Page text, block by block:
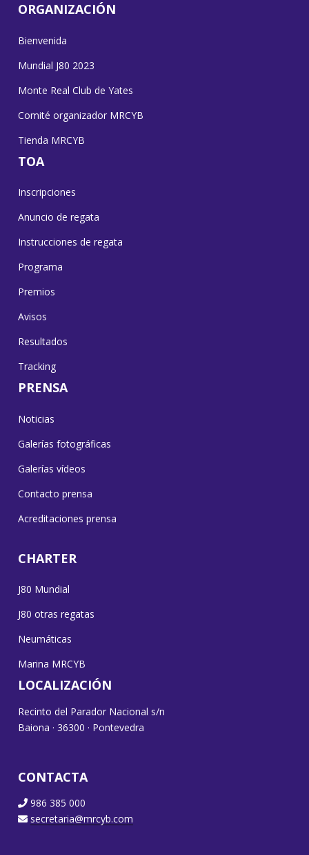
ORGANIZACIÓN
Bienvenida
Mundial J80 2023
Monte Real Club de Yates
Comité organizador MRCYB
Tienda MRCYB
TOA
Inscripciones
Anuncio de regata
Instrucciones de regata
Programa
Premios
Avisos
Resultados
Tracking
PRENSA
Noticias
Galerías fotográficas
Galerías vídeos
Contacto prensa
Acreditaciones prensa
CHARTER
J80 Mundial
J80 otras regatas
Neumáticas
Marina MRCYB
LOCALIZACIÓN
Recinto del Parador Nacional s/n
Baiona · 36300 · Pontevedra
CONTACTA
986 385 000
secretaria@mrcyb.com